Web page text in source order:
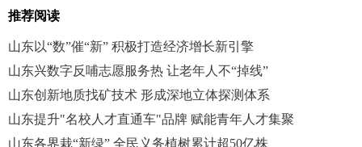
推荐阅读
山东以“数”催“新” 积极打造经济增长新引擎
山东兴数字反哺志愿服务热 让老年人不“掉线”
山东创新地质找矿技术 形成深地立体探测体系
山东提升"名校人才直通车"品牌 赋能青年人才集聚
山东各界栽“新绿” 全民义务植树累计超50亿株